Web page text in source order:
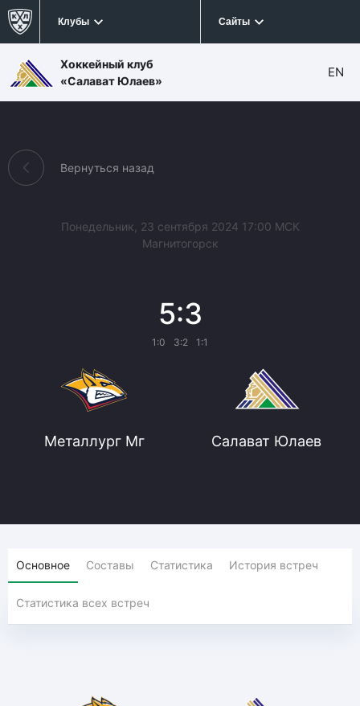
Клубы Сайты
Хоккейный клуб
«Салават Юлаев»
EN
Вернуться назад
Металлург Мг
Понедельник, 23 сентября 2024 17:00 МСК
Магнитогорск
5:3
1:0 3:2 1:1
Салават Юлаев
Основное Составы Статистика История встреч
Статистика всех встреч